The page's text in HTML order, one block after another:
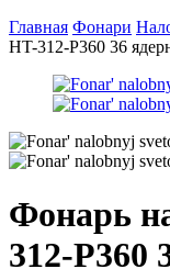
Главная Фонари
HT-312-P360 36
Фонарь
312-P360